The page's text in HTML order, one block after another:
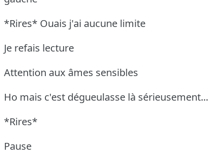
*Rires* Ouais j'ai aucune limite
Je refais lecture
Attention aux âmes sensibles
Ho mais c'est dégueulasse là sérieusement...
*Rires*
Pause